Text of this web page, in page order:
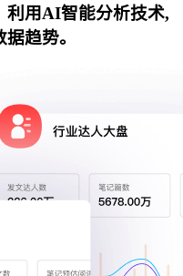
利用AI智能分析技术,
趋势。